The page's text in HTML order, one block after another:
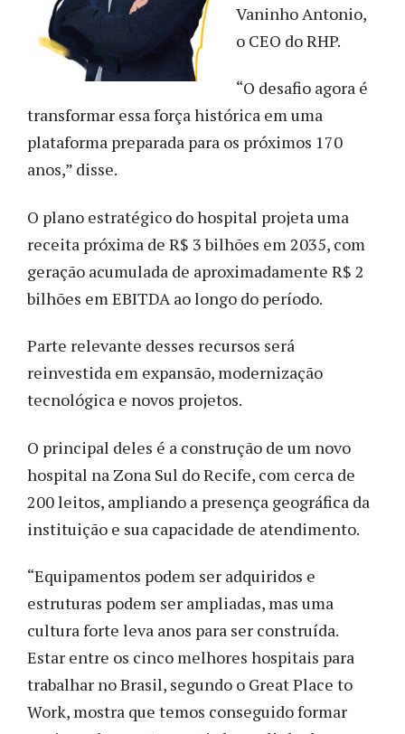
Vaninho Antonio,
o CEO do RHP.
“O desafio agora é
transformar essa força histórica em uma
plataforma preparada para os próximos 170
anos,” disse.
O plano estratégico do hospital projeta uma
receita próxima de R$ 3 bilhões em 2035, com
geração acumulada de aproximadamente R$ 2
bilhões em EBITDA ao longo do período.
Parte relevante desses recursos será
reinvestida em expansão, modernização
tecnológica e novos projetos.
O principal deles é a construção de um novo
hospital na Zona Sul do Recife, com cerca de
200 leitos, ampliando a presença geográfica da
instituição e sua capacidade de atendimento.
“Equipamentos podem ser adquiridos e
estruturas podem ser ampliadas, mas uma
cultura forte leva anos para ser construída.
Estar entre os cinco melhores hospitais para
trabalhar no Brasil, segundo o Great Place to
Work, mostra que temos conseguido formar